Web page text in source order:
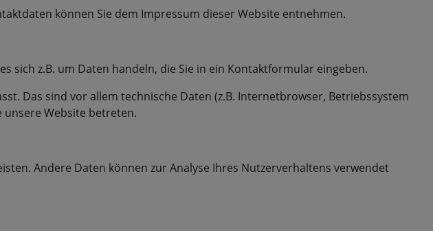
können Sie dem Impressum dieser Website entnehmen.
sich z.B. um Daten handeln, die Sie in ein Kontaktformular eingeben.
Das sind vor allem technische Daten (z.B. Internetbrowser, Betriebssystem
unsere Website betreten.
Andere Daten können zur Analyse Ihres Nutzerverhaltens verwendet